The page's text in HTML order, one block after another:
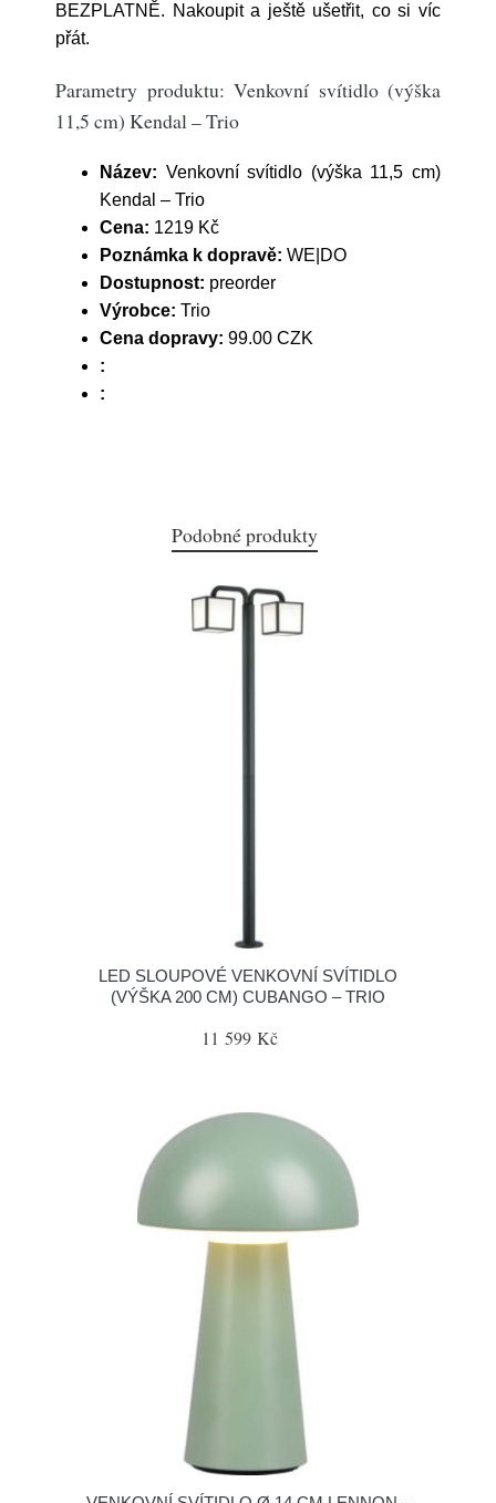
BEZPLATNĚ. Nakoupit a ještě ušetřit, co si víc
přát.
Parametry produktu: Venkovní svítidlo (výška
11,5 cm) Kendal – Trio
Název: Venkovní svítidlo (výška 11,5 cm)
Kendal – Trio
Cena: 1219 Kč
Poznámka k dopravě: WE|DO
Dostupnost: preorder
Výrobce: Trio
Cena dopravy: 99.00 CZK
:
:
Podobné produkty
LED SLOUPOVÉ VENKOVNÍ SVÍTIDLO
(VÝŠKA 200 CM) CUBANGO – TRIO
11 599 Kč